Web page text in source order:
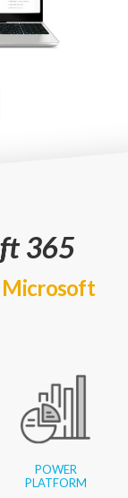
365
Microsoft
POWER
PLATFORM